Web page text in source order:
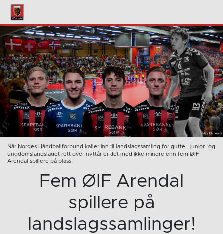
Når Norges Håndballforbund kaller inn til landslagssamling for gutte-, junior- og
ungdomslandslaget rett over nyttår er det med ikke mindre enn fem ØIF
Arendal spillere på plass!
Fem ØIF Arendal
spillere på
landslagssamlinger!